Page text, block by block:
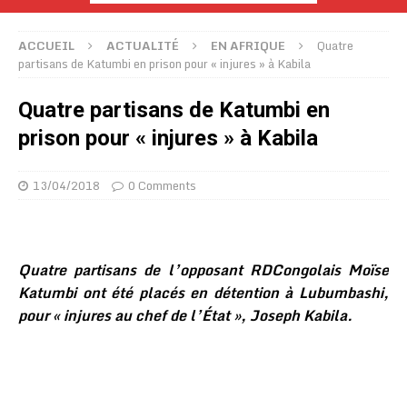
ACCUEIL ACTUALITÉ EN AFRIQUE
Quatre
partisans de Katumbi en prison pour « injures » à Kabila
Quatre partisans de Katumbi en
prison pour « injures » à Kabila
13/04/2018 0 Comments
Quatre partisans de l’opposant RDCongolais Moïse
Katumbi ont été placés en détention à Lubumbashi,
pour « injures au chef de l’État », Joseph Kabila.